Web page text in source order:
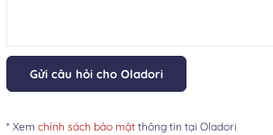
Gửi câu hỏi cho Oladori
* Xem chính sách bảo mật thông tin tại Oladori